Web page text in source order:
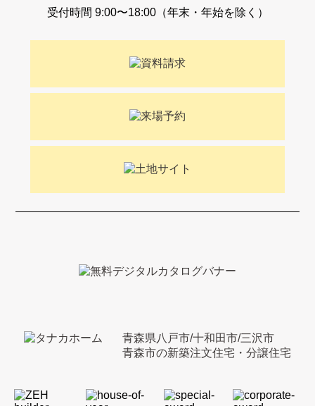
受付時間 9:00〜18:00（年末・年始を除く）
青森県八戸市/十和田市/三沢市
青森市の新築注文住宅・分譲住宅